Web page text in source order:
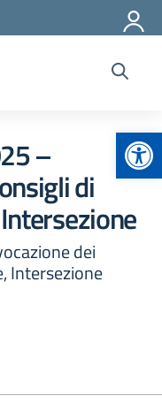
–
di
dei
Intersezione